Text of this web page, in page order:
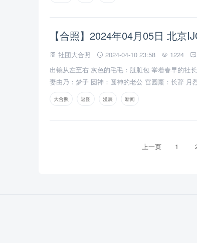
【合照】2024年04月05日 北京
社团大合照 2024-04-10 23:58 1224
出镜从左至右 灰色的毛毛：脏脏包 举着春早的社
妻由乃：梦子 圆神：圆神的老公 宫园薰：长辞 月
怜：影子 佐助：尘池 优菈：耿耿 妄想症泠珞：
猫 东京复仇者佐野万次郎：樱井时零
大合照 返图 漫展 新闻
上一页 1